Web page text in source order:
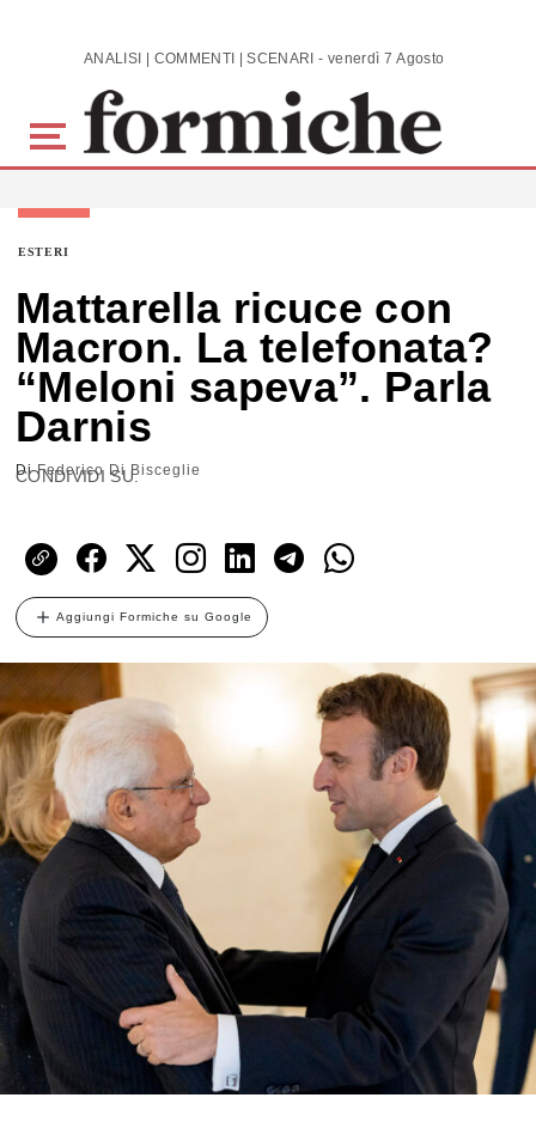
Skip to main content ANALISI | COMMENTI | SCENARI - venerdì 7 Agosto 2026
ESTERI
Mattarella ricuce con
Macron. La telefonata?
“Meloni sapeva”. Parla
Darnis
DiFederico Di Bisceglie
CONDIVIDI SU:
Aggiungi Formiche su Google